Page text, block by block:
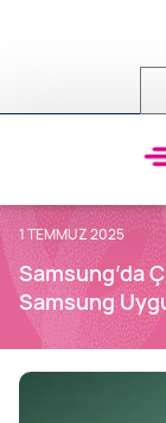
1 TEMMUZ 2025
Samsung’da
Samsung